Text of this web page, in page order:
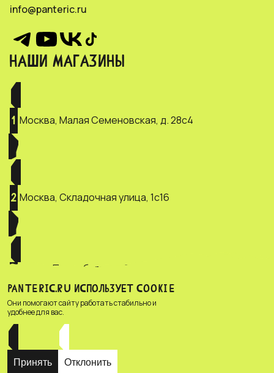
НАШИ МАГАЗИНЫ
1 Москва, Малая Семеновская, д. 28с4
2 Москва, Складочная улица, 1с16
Санкт-Петербург, ул. Зверинская, д.
2/5
info@panteric.ru
PANTERIC.RU ИСПОЛЬЗУЕТ COOKIE
Они помогают сайту работать стабильно и
удобнее для вас.
Принять Отклонить